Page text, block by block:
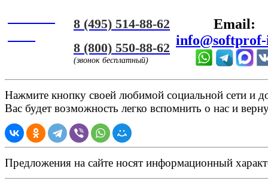
8 (495) 514-88-62
8 (800) 550-88-62
(звонок бесплатный)
Email:
Нажмите кнопку своей любимой социальной сети и
Вас будет возможность легко вспомнить о нас и
Предложения на сайте носят информационный